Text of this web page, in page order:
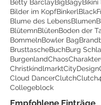
Betty BarclayBigBagyBikini
Bilder im KopfBinkerl
Blume des LebensBlumen
BlütemnBlütenBoden der
BommelnBowler Bag
BrusttascheBuchBurg
BurgenlandChaosCharakter
Christkindlmarkt
Cloud DancerClutch
Collegeblock